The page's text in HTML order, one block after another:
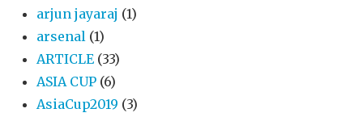
arjun jayaraj (1)
arsenal (1)
ARTICLE (33)
ASIA CUP (6)
AsiaCup2019 (3)